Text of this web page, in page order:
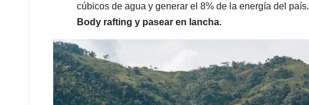
cúbicos de agua y generar el 8% de la energía del país.
Body rafting y pasear en lancha.